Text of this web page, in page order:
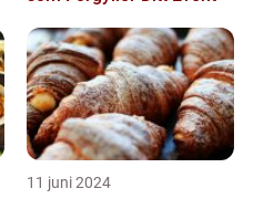
11 juni 2024